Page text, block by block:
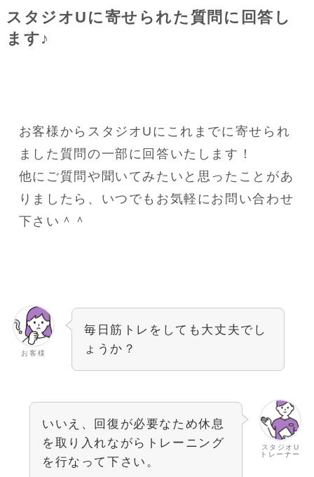
スタジオUに寄せられた質問に回答し
ます♪
お客様からスタジオUにこれまでに寄せられ
ました質問の一部に回答いたします！
他にご質問や聞いてみたいと思ったことがあ
りましたら、いつでもお気軽にお問い合わせ
下さい＾＾
お客様
毎日筋トレをしても大丈夫でし
ょうか？
スタジオU
トレーナー
いいえ、回復が必要なため休息
を取り入れながらトレーニング
を行なって下さい。